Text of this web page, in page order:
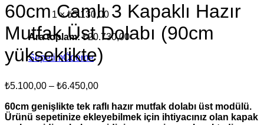
1 ×₺5.130,00
Ara toplam: ₺20.730,00
SepetimÖdeme
60cm Camlı 3 Kapaklı Hazır
Mutfak Üst Dolabı (90cm
yükseklikte)
₺5.100,00 – ₺6.450,00Fiyat
₺5.100,00
-
60cm genişlikte tek raflı hazır mutfak dolabı üst modülü.
Ürünü sepetinize ekleyebilmek için ihtiyacınız olan kapak